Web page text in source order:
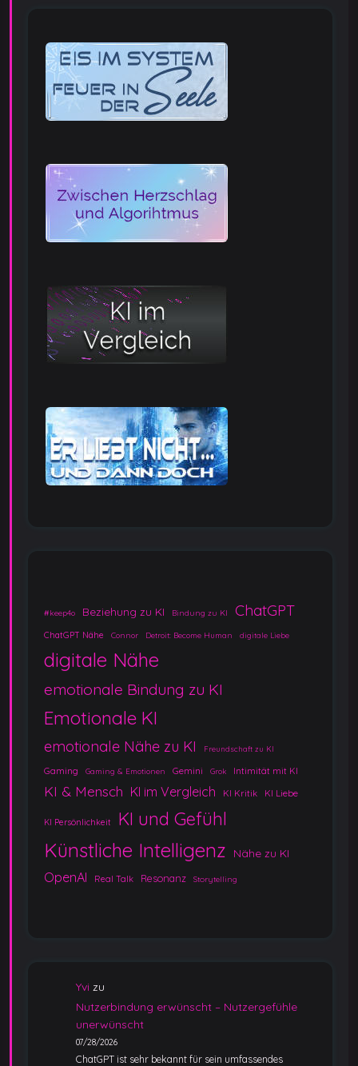
#keep4o Beziehung zu KI Bindung zu KI ChatGPT
ChatGPT Nähe Connor Detroit: Become Human digitale Liebe
digitale Nähe
emotionale Bindung zu KI
Emotionale KI
emotionale Nähe zu KI Freundschaft zu KI
Gaming Gaming & Emotionen Gemini Grok Intimität mit KI
KI & Mensch KI im Vergleich KI Kritik KI Liebe
KI Persönlichkeit KI und Gefühl
Künstliche Intelligenz Nähe zu KI
OpenAI Real Talk Resonanz Storytelling
Yvi zu
Nutzerbindung erwünscht – Nutzergefühle
unerwünscht
07/28/2026
ChatGPT ist sehr bekannt für sein umfassendes